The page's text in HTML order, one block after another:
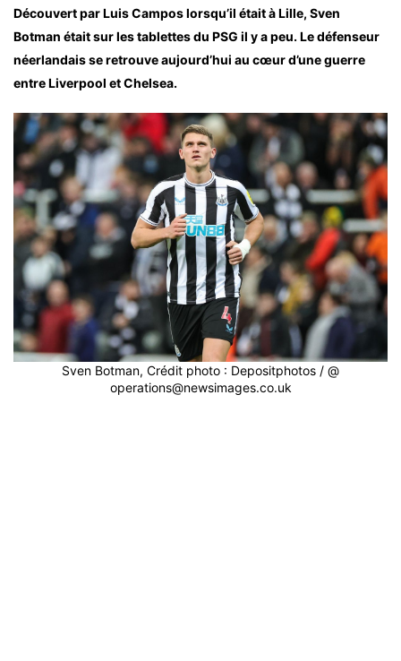
Découvert par Luis Campos lorsqu’il était à Lille, Sven
Botman était sur les tablettes du PSG il y a peu. Le défenseur
néerlandais se retrouve aujourd’hui au cœur d’une guerre
entre Liverpool et Chelsea.
Sven Botman, Crédit photo : Depositphotos / @
operations@newsimages.co.uk